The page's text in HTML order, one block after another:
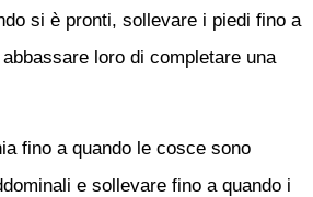
si è pronti, sollevare i piedi fino a
loro di completare una
fino a quando le cosce sono
e sollevare fino a quando i